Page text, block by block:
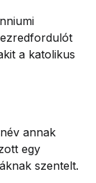
a katolikus
annak
egy
szentelt.